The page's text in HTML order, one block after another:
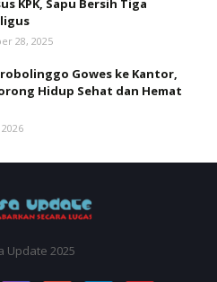
KPK, Sapu Bersih Tiga
28, 2025
Gowes ke Kantor,
Hidup Sehat dan Hemat
Update 2025